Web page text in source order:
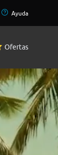
Ayuda
Ofertas